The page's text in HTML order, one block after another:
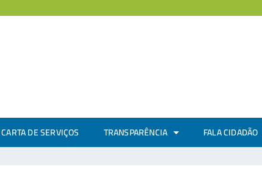
CARTA DE SERVIÇOS TRANSPARÊNCIA FALA CIDADÃO